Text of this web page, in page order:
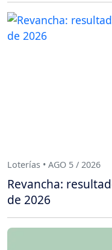
Loterías • AGO 5 / 2026
Revancha:
de 2026